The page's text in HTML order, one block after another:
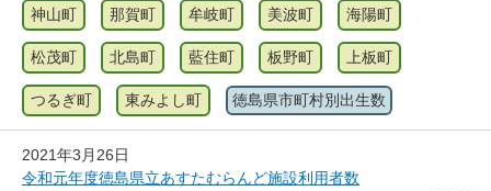
神山町 那賀町 牟岐町 美波町 海陽町
松茂町 北島町 藍住町 板野町 上板町
つるぎ町 東みよし町 徳島県市町村別出生数
2021年3月26日
令和元年度徳島県立あすたむらんど施設利用者数